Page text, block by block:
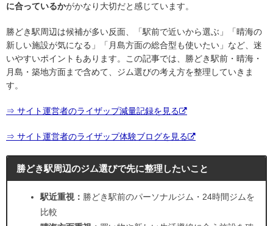
に合っているかがかなり大切だと感じています。
勝どき駅周辺は候補が多い反面、「駅前で近いから選ぶ」「晴海の
新しい施設が気になる」「月島方面の総合型も使いたい」など、迷
いやすいポイントもあります。この記事では、勝どき駅前・晴海・
月島・築地方面まで含めて、ジム選びの考え方を整理していきま
す。
⇒ サイト運営者のライザップ減量記録を見る
⇒ サイト運営者のライザップ体験ブログを見る
勝どき駅周辺のジム選びで先に整理したいこと
駅近重視： 勝どき駅前のパーソナルジム・24時間ジムを
比較